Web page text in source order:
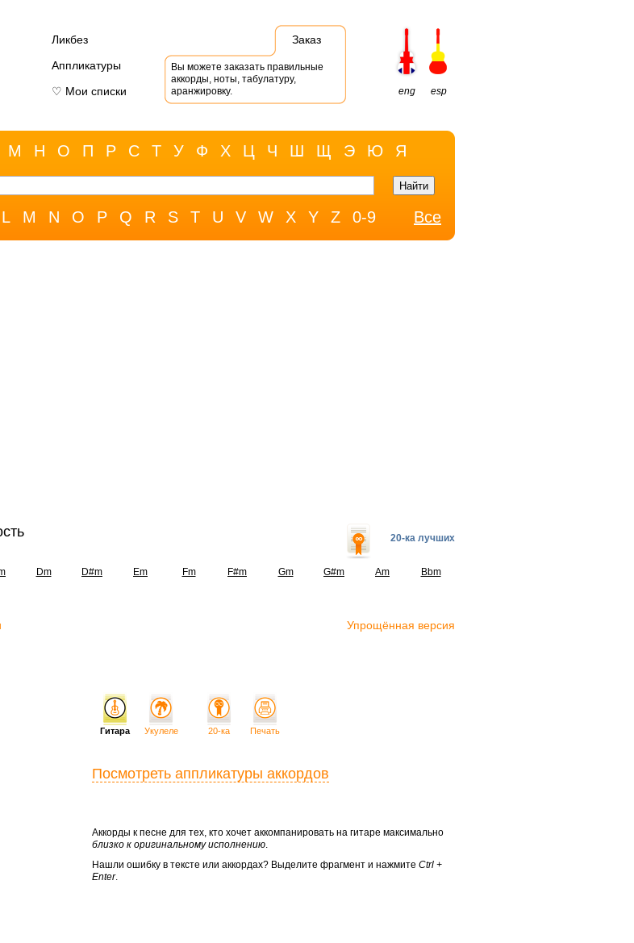
Ликбез
Аппликатуры
♡ Мои списки
Заказ
Вы можете заказать правильные
аккорды, ноты, табулатуру,
аранжировку.
eng esp
М Н О П Р С Т У Ф Х Ц Ч Ш Щ Э Ю Я
L M N O P Q R S T U V W X Y Z 0-9 Все
20-ка лучших
Dm D#m Em Fm F#m Gm G#m Am
Bbm
Упрощённая версия
Гитара Укулеле 20-ка Печать
Посмотреть аппликатуры аккордов
Аккорды к песне для тех, кто хочет аккомпанировать на гитаре максимально
близко к оригинальному исполнению.
Нашли ошибку в тексте или аккордах? Выделите фрагмент и нажмите Ctrl +
Enter.